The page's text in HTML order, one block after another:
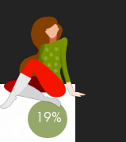
19%